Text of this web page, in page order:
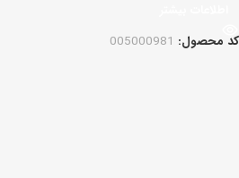
کد محصول: 005000981